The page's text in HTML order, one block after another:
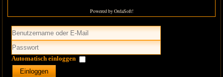
Powered by OrdaSoft!
Automatisch einloggen
Einloggen